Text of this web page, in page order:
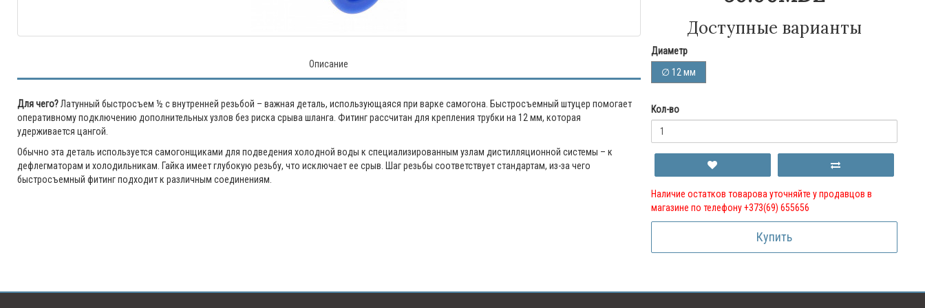
Описание
Для чего?Латунный быстросъем ½ с внутренней резьбой – важная деталь, использующаяся при варке самогона. Быстросъемный штуцер помогает
оперативному подключению дополнительных узлов без риска срыва шланга. Фитинг рассчитан для крепления трубки на 12 мм, которая
удерживается цангой.
Обычно эта деталь используется самогонщиками для подведения холодной воды к специализированным узлам дистилляционной системы – к
дефлегматорам и холодильникам. Гайка имеет глубокую резьбу, что исключает ее срыв. Шаг резьбы соответствует стандартам, из-за чего
быстросъемный фитинг подходит к различным соединениям.
Доступные варианты
Диаметр
∅ 12 мм
Кол-во
Наличие остатков товарова уточняйте у продавцов в
магазине по телефону +373(69) 655656
Купить